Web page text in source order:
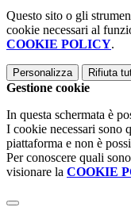
Questo sito o gli
cookie necessari al
COOKIE POLICY.
Personalizza Rifiuta
Gestione cookie
In questa schermata è
I cookie necessari sono
piattaforma e non è
Per conoscere quali
visionare la COOKIE